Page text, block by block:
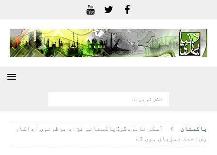
پاکستان
آسکر نامزدگی: پاکستانی نژاد برطانوی اداکار
رض احمد میزبان ہوں گے